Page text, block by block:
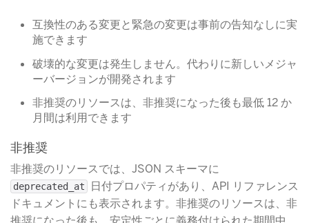
互換性のある変更と緊急の変更は事前の告知なしに実
施できます
破壊的な変更は発生しません。代わりに新しいメジャ
ーバージョンが開発されます
非推奨のリソースは、非推奨になった後も最低 12 か
月間は利用できます
非推奨
非推奨のリソースでは、JSON スキーマに
deprecated_at
​ 日付プロパティがあり、API リファレンス
ドキュメントにも表示されます。非推奨のリソースは、非